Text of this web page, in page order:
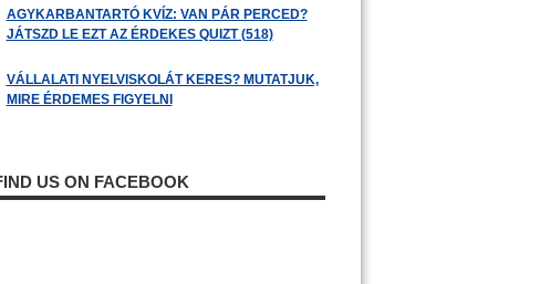
AGYKARBANTARTÓ KVÍZ: VAN PÁR PERCED?
JÁTSZD LE EZT AZ ÉRDEKES QUIZT (518)
VÁLLALATI NYELVISKOLÁT KERES? MUTATJUK,
MIRE ÉRDEMES FIGYELNI
US ON FACEBOOK